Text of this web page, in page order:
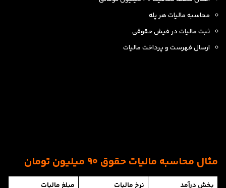
محاسبه مالیات هر پله
ثبت مالیات در فیش حقوقی
ارسال فهرست و پرداخت مالیات
مثال محاسبه مالیات حقوق ۹۰ میلیون تومان
بخش درآمد نرخ مالیات مبلغ مالیات